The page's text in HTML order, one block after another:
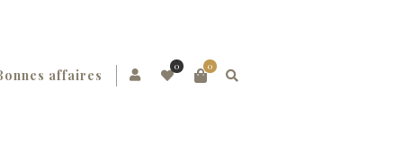
0
0
affaires